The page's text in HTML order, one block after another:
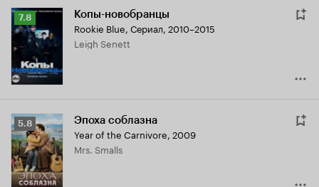
Рейтинг
Кинопоиска
7.8
7.8 Копы-новобранцы
Rookie Blue, Сериал, 2010–2015
Leigh Senett
Рейтинг
Кинопоиска
5.8
5.8 Эпоха соблазна
Year of the Carnivore, 2009
Mrs. Smalls